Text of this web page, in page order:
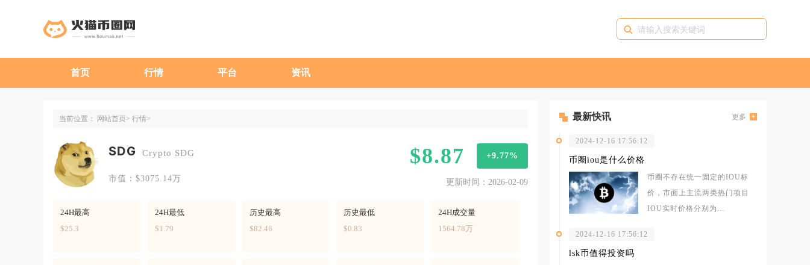
首页 行情 平台 资讯
当前位置： 网站首页 行情
SDG Crypto SDG
市值：$3075.14万
$8.87 +9.77%
更新时间：2026-02-09
24H最高
$25.3
24H最低
$1.79
历史最高
$82.46
历史最低
$0.83
24H成交量
1564.78万
最新快讯 更多
2024-12-16 17:56:12
币圈iou是什么价格
币圈不存在统一固定的IOU标
价，市面上主流两类热门项目
IOU实时价格分别为
2024-12-16 17:56:12
lsk币值得投资吗